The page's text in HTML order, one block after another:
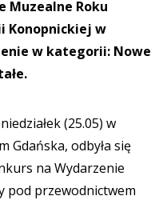
Muzealne Roku
Konopnickiej w
w kategorii: Nowe
(25.05) w
Gdańska, odbyła się
na Wydarzenie
pod przewodnictwem